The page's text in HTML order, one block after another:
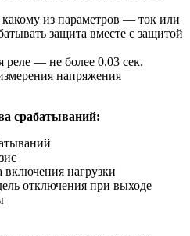
из параметров — ток или
защита вместе с защитой
реле — не более 0,03 сек.
напряжения
срабатываний:
включения нагрузки
отключения при выходе